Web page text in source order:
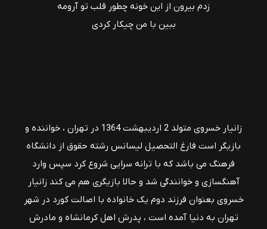
زدم ﺑﻴﺮون از اﻳﻦ ﺧﻮﻧﻪ ﭼﻄﻮر ﻗﻠﺐ ﺗﻮ آروﻣﻪ
ﺑﺒﻴﻦ ﺑﺎ ﻣﻦ ﭼﻴﻜﺎر ﻛﺮدی
زانیار خسروی متولد 2 اردیبهشت 1364 در تهران ، خواننده و
بازیگر است فارغ التحصیل لیسانس رشته حقوق از دانشگاه
فرهنگ می باشد که با ترانه سرایی شروع کرد سپس وارد
آهنگسازی و خوانندگی شد و حالا بازیگری هم می کند زانیار
خسروی بعنوان فرزند دوم یک خانواده با اصالت کورد در شهر
تهران به دنیا آمده است ، پدرش اهل کرمانشاه و مادرش